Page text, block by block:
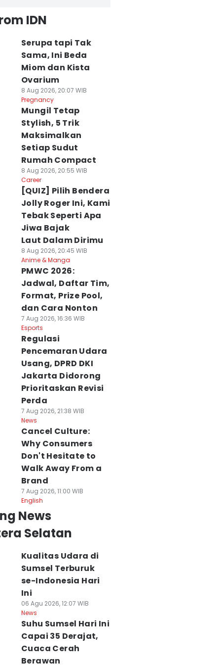
IDN
Serupa tapi Tak
Sama, Ini Beda
Miom dan Kista
Ovarium
8 Aug 2026, 20:07 WIB
Pregnancy
Mungil Tetap
Stylish, 5 Trik
Maksimalkan
Setiap Sudut
Rumah Compact
8 Aug 2026, 20:55 WIB
Career
[QUIZ] Pilih Bendera
Jolly Roger Ini, Kami
Tebak Seperti Apa
Jiwa Bajak
Laut Dalam Dirimu
8 Aug 2026, 20:45 WIB
Anime & Manga
PMWC 2026:
Jadwal, Daftar Tim,
Format, Prize Pool,
dan Cara Nonton
7 Aug 2026, 16:36 WIB
Esports
Regulasi
Pencemaran Udara
Usang, DPRD DKI
Jakarta Didorong
Prioritaskan Revisi
Perda
7 Aug 2026, 21:38 WIB
News
Cancel Culture:
Why Consumers
Don't Hesitate to
Walk Away From a
Brand
7 Aug 2026, 11:00 WIB
English
News
Selatan
Kualitas Udara di
Sumsel Terburuk
se-Indonesia Hari
Ini
06 Agu 2026, 12:07 WIB
News
Suhu Sumsel Hari Ini
Capai 35 Derajat,
Cuaca Cerah
Berawan